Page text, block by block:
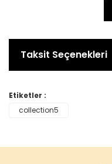
Taksit Seçenekleri
Etiketler :
collection5